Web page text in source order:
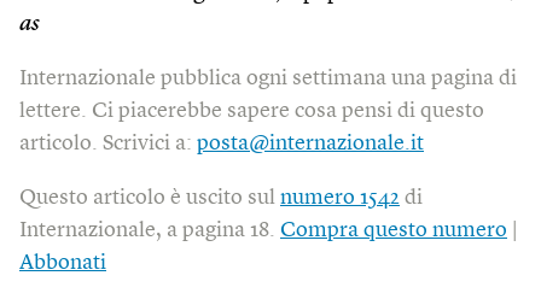
as
Internazionale pubblica ogni settimana una pagina di
lettere. Ci piacerebbe sapere cosa pensi di questo
articolo. Scrivici a: posta@internazionale.it
Questo articolo è uscito sul numero 1542 di
Internazionale, a pagina 18. Compra questo numero
Abbonati